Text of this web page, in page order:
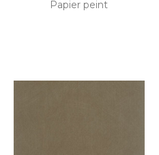
Papier peint